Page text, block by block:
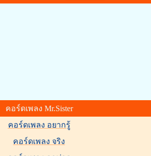
คอร์ดเพลง Mr.Sister
คอร์ดเพลง อยากรู้
คอร์ดเพลง จริง